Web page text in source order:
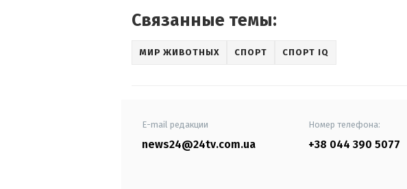
Связанные темы:
МИР ЖИВОТНЫХ СПОРТ СПОРТ IQ
E-mail редакции
news24@24tv.com.ua
Номер телефона:
+38 044 390 5077